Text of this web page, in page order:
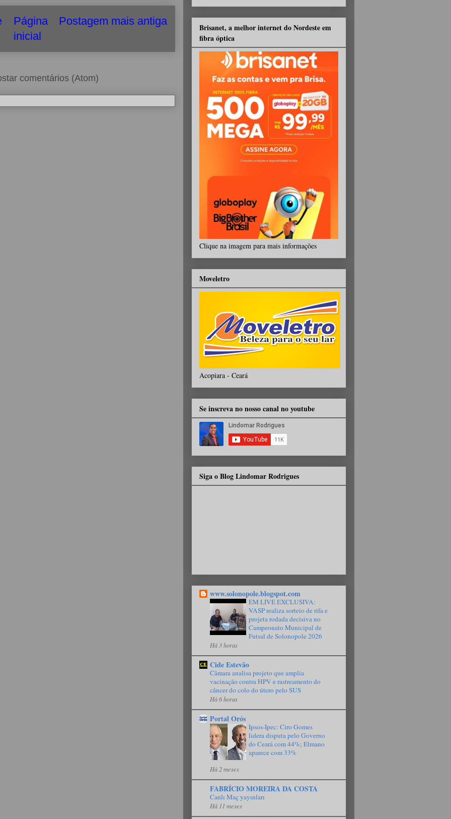
Postagem mais antiga
Página
inicial
comentários (Atom)
Brisanet, a melhor internet do Nordeste em
fibra óptica
Clique na imagem para mais informações
Moveletro
Acopiara - Ceará
Se inscreva no nosso canal no youtube
Siga o Blog Lindomar Rodrigues
www.solonopole.blogspot.com
EM LIVE EXCLUSIVA:
VASP realiza sorteio de rifa e
projeta rodada decisiva no
Campeonato Municipal de
Futsal de Solonopole 2026
Há 3 horas
Cide Estevão
Câmara analisa projeto que amplia
vacinação contra HPV e rastreamento do
câncer do colo do útero pelo SUS
Há 6 horas
Portal Orós
Ipsos-Ipec: Ciro Gomes
lidera disputa pelo Governo
do Ceará com 44%; Elmano
aparece com 33%
Há 2 meses
FABRÍCIO MOREIRA DA COSTA
Canlı Maç yayınları
Há 11 meses